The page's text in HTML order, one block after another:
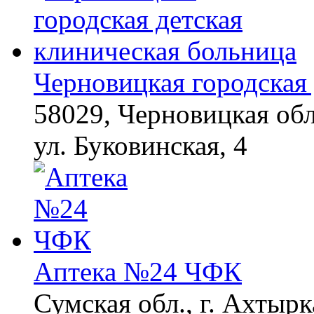
Ролик из Омска: вы
будете смеяться долго
Черновицкая
58029, Черновицкая
ул. Буковинская, 4
Аптека №24 ЧФК
Сумская обл., г.